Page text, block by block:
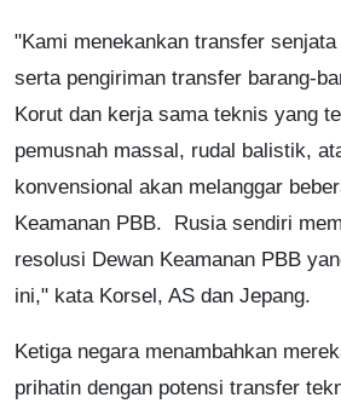
"Kami menekankan transfer
serta pengiriman transfer barang-
Korut dan kerja sama teknis yang
pemusnah massal, rudal balistik,
konvensional akan melanggar
Keamanan PBB. Rusia sendiri
resolusi Dewan Keamanan PBB
ini," kata Korsel, AS dan Jepang.
Ketiga negara menambahkan
prihatin dengan potensi transfer